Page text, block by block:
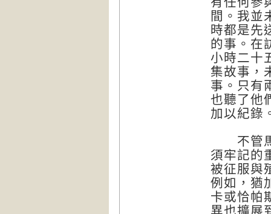
間。我並
時都是先
的事。在
小時二十
集故事，
事。只有
也聽了他
加以紀錄
不管馬
須牢記的
被征服與
例如，猶
卡或恰帕
異也擴展